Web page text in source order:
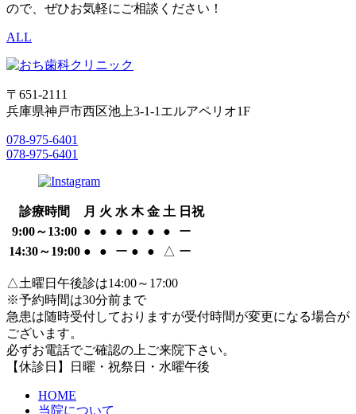
ので、ぜひお気軽にご相談ください！
ALL
〒651-2111
兵庫県神戸市西区池上3-1-1エルアペリオ1F
078-975-6401
078-975-6401
診療時間 月 火 水 木 金 土 日祝
9:00～13:00 ● ● ● ● ● ●
ー
14:30～19:00 ● ● ー ● ● △ ー
△土曜日午後診は14:00～17:00
※予約時間は30分前まで
急患は随時受付しておりますが受付時間が変更になる場合が
ございます。
必ずお電話でご確認の上ご来院下さい。
【休診日】日曜・祝祭日・水曜午後
HOME
当院について